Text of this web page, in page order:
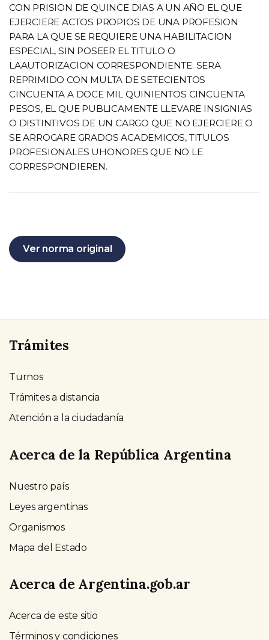
CON PRISION DE QUINCE DIAS A UN AÑO EL QUE
EJERCIERE ACTOS PROPIOS DE UNA PROFESION
PARA LA QUE SE REQUIERE UNA HABILITACION
ESPECIAL, SIN POSEER EL TITULO O
LAAUTORIZACION CORRESPONDIENTE. SERA
REPRIMIDO CON MULTA DE SETECIENTOS
CINCUENTA A DOCE MIL QUINIENTOS CINCUENTA
PESOS, EL QUE PUBLICAMENTE LLEVARE INSIGNIAS
O DISTINTIVOS DE UN CARGO QUE NO EJERCIERE O
SE ARROGARE GRADOS ACADEMICOS, TITULOS
PROFESIONALES UHONORES QUE NO LE
CORRESPONDIEREN.
Ver norma original
Trámites
Turnos
Trámites a distancia
Atención a la ciudadanía
Acerca de la República Argentina
Nuestro país
Leyes argentinas
Organismos
Mapa del Estado
Acerca de Argentina.gob.ar
Acerca de este sitio
Términos y condiciones